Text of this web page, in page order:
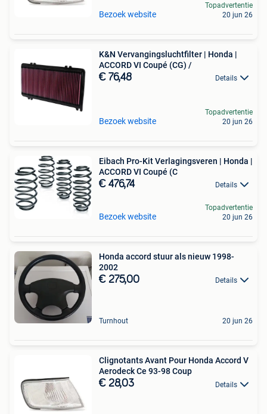
Bezoek website
Topadvertentie
20 jun 26
K&N Vervangingsluchtfilter | Honda |
ACCORD VI Coupé (CG) /
€ 76,48 Details
Bezoek website
Topadvertentie
20 jun 26
Eibach Pro-Kit Verlagingsveren | Honda |
ACCORD VI Coupé (C
€ 476,74 Details
Bezoek website
Topadvertentie
20 jun 26
Honda accord stuur als nieuw 1998-
2002
€ 275,00 Details
Turnhout 20 jun 26
Clignotants Avant Pour Honda Accord V
Aerodeck Ce 93-98 Coup
€ 28,03 Details